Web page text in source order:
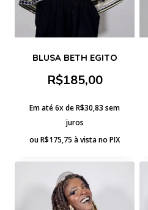
BLUSA BETH EGITO
R$185,00
Em até 6x deR$30,83 sem
juros
ouR$175,75 à vista no PIX